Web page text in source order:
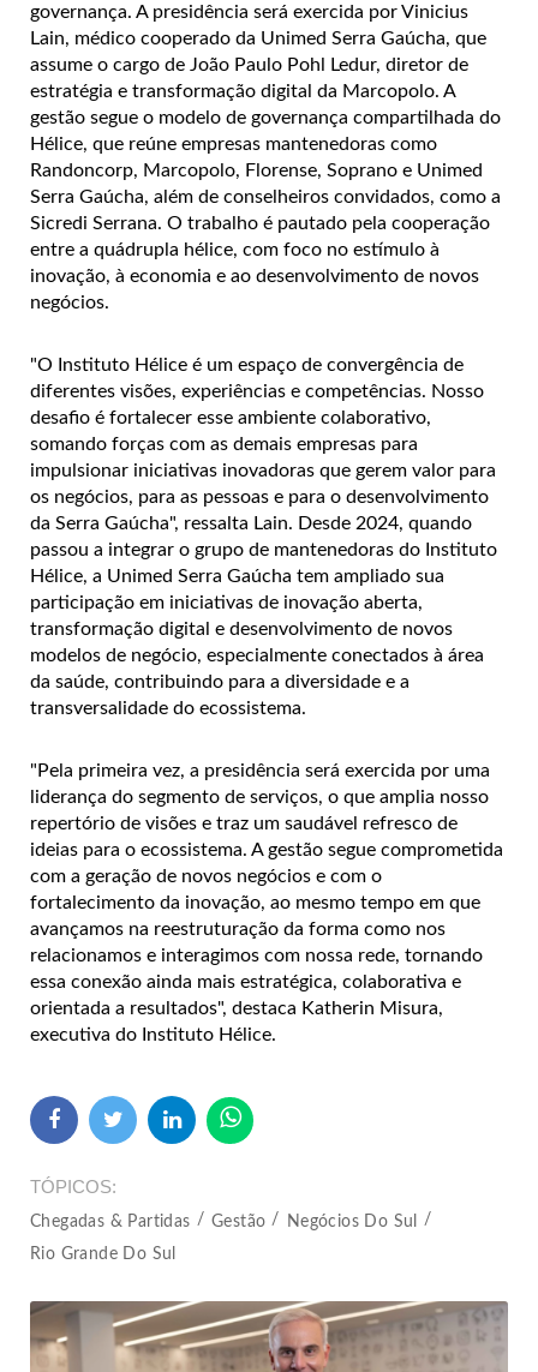
governança. A presidência será exercida por Vinicius
Lain, médico cooperado da Unimed Serra Gaúcha, que
assume o cargo de João Paulo Pohl Ledur, diretor de
estratégia e transformação digital da Marcopolo. A
gestão segue o modelo de governança compartilhada do
Hélice, que reúne empresas mantenedoras como
Randoncorp, Marcopolo, Florense, Soprano e Unimed
Serra Gaúcha, além de conselheiros convidados, como a
Sicredi Serrana. O trabalho é pautado pela cooperação
entre a quádrupla hélice, com foco no estímulo à
inovação, à economia e ao desenvolvimento de novos
negócios.
"O Instituto Hélice é um espaço de convergência de
diferentes visões, experiências e competências. Nosso
desafio é fortalecer esse ambiente colaborativo,
somando forças com as demais empresas para
impulsionar iniciativas inovadoras que gerem valor para
os negócios, para as pessoas e para o desenvolvimento
da Serra Gaúcha", ressalta Lain. Desde 2024, quando
passou a integrar o grupo de mantenedoras do Instituto
Hélice, a Unimed Serra Gaúcha tem ampliado sua
participação em iniciativas de inovação aberta,
transformação digital e desenvolvimento de novos
modelos de negócio, especialmente conectados à área
da saúde, contribuindo para a diversidade e a
transversalidade do ecossistema.
"Pela primeira vez, a presidência será exercida por uma
liderança do segmento de serviços, o que amplia nosso
repertório de visões e traz um saudável refresco de
ideias para o ecossistema. A gestão segue comprometida
com a geração de novos negócios e com o
fortalecimento da inovação, ao mesmo tempo em que
avançamos na reestruturação da forma como nos
relacionamos e interagimos com nossa rede, tornando
essa conexão ainda mais estratégica, colaborativa e
orientada a resultados", destaca Katherin Misura,
executiva do Instituto Hélice.
TÓPICOS
Chegadas & Partidas Gestão
Negócios Do Sul
Rio Grande Do Sul